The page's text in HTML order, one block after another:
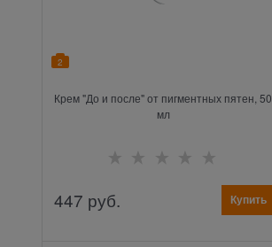
2
Крем "До и после" от пигментных пятен, 50
мл
447 руб. Купить